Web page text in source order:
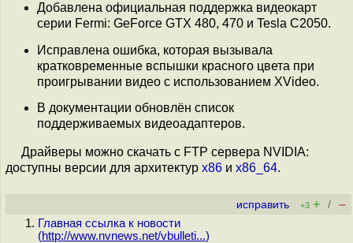
Добавлена официальная поддержка видеокарт
серии Fermi: GeForce GTX 480, 470 и Tesla C2050.
Исправлена ошибка, которая вызывала
кратковременные вспышки красного цвета при
проигрывании видео с использованием XVideo.
В документации обновлён список
поддерживаемых видеоадаптеров.
Драйверы можно скачать с FTP сервера NVIDIA:
доступны версии для архитектур x86 и x86_64.
исправить +3 + / –
Главная ссылка к новости
(http://www.nvnews.net/vbulleti...)